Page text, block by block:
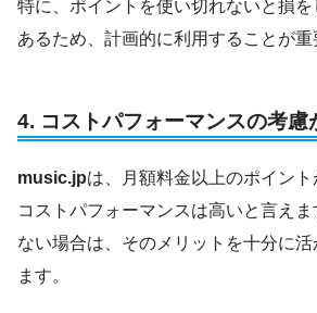
特に、ポイントを使い切れないと損
あるため、計画的に利用することが重
4. コストパフォーマンスの考慮
music.jpは、月額料金以上のポイント
コストパフォーマンスは高いと言え
ない場合は、そのメリットを十分に活
ます。